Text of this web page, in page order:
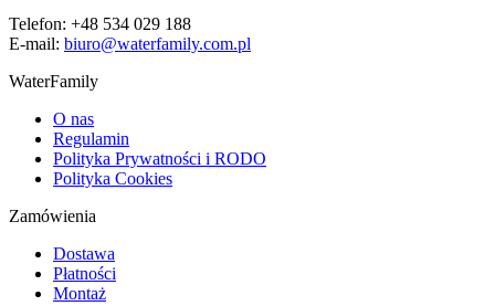
Telefon: +48 534 029 188
E-mail: biuro@waterfamily.com.pl
WaterFamily
O nas
Regulamin
Polityka Prywatności i RODO
Polityka Cookies
Zamówienia
Dostawa
Płatności
Montaż